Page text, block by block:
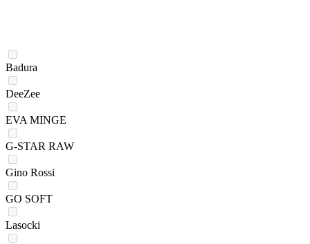
Badura
DeeZee
EVA MINGE
G-STAR RAW
Gino Rossi
GO SOFT
Lasocki